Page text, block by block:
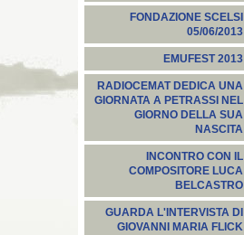
FONDAZIONE SCELSI
05/06/2013
EMUFEST 2013
RADIOCEMAT DEDICA UNA
GIORNATA A PETRASSI NEL
GIORNO DELLA SUA
NASCITA
INCONTRO CON IL
COMPOSITORE LUCA
BELCASTRO
GUARDA L'INTERVISTA DI
GIOVANNI MARIA FLICK